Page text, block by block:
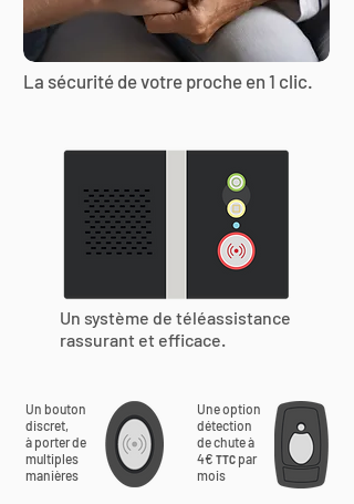
La sécurité de votre proche en 1 clic.
Un système de téléassistance
rassurant et efficace.
Un bouton
discret,
à porter de
multiples
manières
Une option
détection
de chute à
4€ TTC par
mois